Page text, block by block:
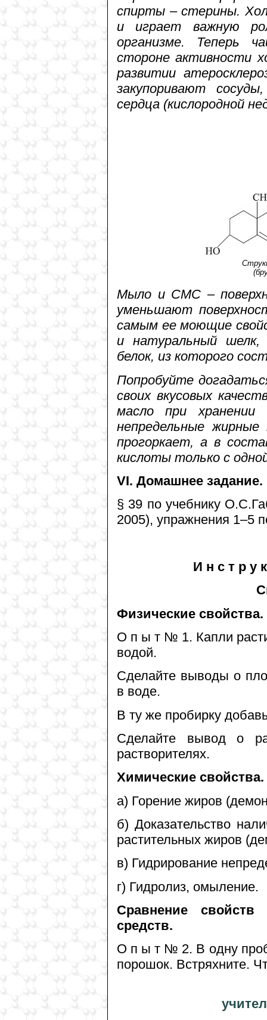
спирты – стерины.
и играет важную
организме. Теперь
стороне активности
развитии
закупоривают
сердца (кислородной
Мыло и СМС –
уменьшают
самым ее моющие
и натуральный шелк,
белок, из которого
Попробуйте
своих вкусовых
масло при
непредельные
прогоркает, а в
кислоты только с
VI. Домашнее задание.
§ 39 по учебнику
2005), упражнения 1–5
И н с т р у
Физические свойства.
О п ы т № 1. Капли
водой.
Сделайте выводы о
в воде.
В ту же пробирку
Сделайте вывод о
растворителях.
Химические свойства.
а) Горение жиров
б) Доказательство
растительных жиров
в) Гидрирование
г) Гидролиз, омыление.
Сравнение
средств.
О п ы т № 2. В одну
порошок. Встряхните.